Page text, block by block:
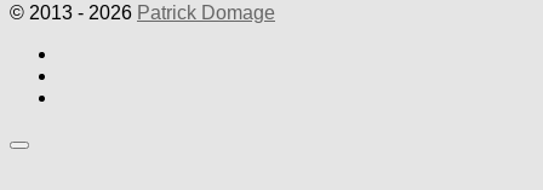
© 2013 - 2026 Patrick Domage